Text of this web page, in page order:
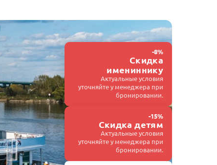
-8%
Скидка
имениннику
Актуальные условия
уточняйте у менеджера при
бронировании.
-15%
Скидка детям
Актуальные условия
уточняйте у менеджера при
бронировании.